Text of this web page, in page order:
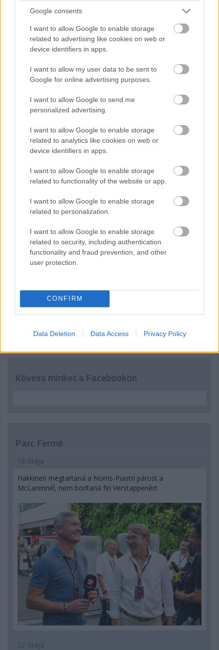
Google consents
I want to allow Google to enable storage
related to advertising like cookies on web or
device identifiers in apps.
I want to allow my user data to be sent to
Google for online advertising purposes.
I want to allow Google to send me
personalized advertising.
I want to allow Google to enable storage
related to analytics like cookies on web or
device identifiers in apps.
I want to allow Google to enable storage
related to functionality of the website or app.
I want to allow Google to enable storage
related to personalization.
I want to allow Google to enable storage
related to security, including authentication
functionality and fraud prevention, and other
user protection.
CONFIRM
Data Deletion Data Access Privacy Policy
több nyilatkozatot is hoztunk a csapatvezetőktől és maguktól a
Az FP3 után egyébként vizsgálatot indítottak Alexander Albon
és a Williams ellen, mivel összekevertek valamit a brit-thai által
időmérő eredményét és a rajtrácsot aligha fogja befolyásolni
egy ilyen vétség.
A kvalifikáció szempontjából egyedüli, legalább részben
támpontnak tekinthető harmadik szabadedzésen Max
Verstappen volt a leggyorsabb a Red Bull-lal, három tizeddel
Köszöntjük ismét - vagy a most ébredőket először - az
olvasókat, tíz perc múlva jön az F1-es Japán Nagydíj időmérő
edzése, kövessétek velünk!
Hallgasd meg a Formula Podcast
legfrissebb adását!
Kövess minket a Facebookon
Parc Fermé
16 órája
Hakkinen megtartaná a Norris-Piastri párost a
McLarennél, nem borítaná fel Verstappenért
22 órája